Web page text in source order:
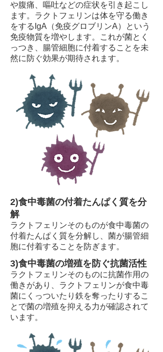
や腹痛、嘔吐などの症状を引き起こし
ます。ラクトフェリンは体を守る働き
をするIgA（免疫グロブリンA）という
免疫物質を増やします。これが菌とく
っつき、腸管細胞に付着することを未
然に防ぐ効果が期待されます。
2)食中毒菌の付着たんぱく質を分
解
ラクトフェリンそのものが食中毒菌の
付着たんぱく質を分解し、菌が腸管細
胞に付着することを防ぎます。
3)食中毒菌の増殖を防ぐ抗菌活性
ラクトフェリンそのものに抗菌作用の
働きがあり、ラクトフェリンが食中毒
菌にくっついたり鉄を奪ったりするこ
とで菌の増殖を抑える力が確認されて
います。